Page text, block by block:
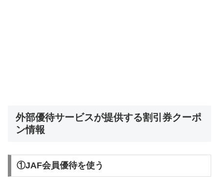
外部優待サービスが提供する割引券クーポ
ン情報
①JAF会員優待を使う